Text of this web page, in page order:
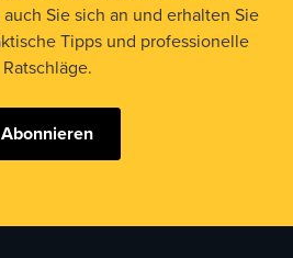
Sie sich an und erhalten Sie
Tipps und professionelle
Ratschläge.
Abonnieren